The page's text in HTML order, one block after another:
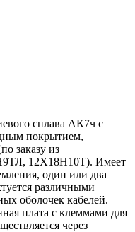
сплава АК7ч с
покрытием,
заказу из
12Х18Н10Т). Имеет
один или два
различными
оболочек кабелей.
плата с клеммами для
через